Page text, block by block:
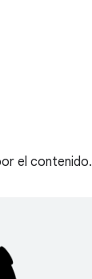
el contenido.